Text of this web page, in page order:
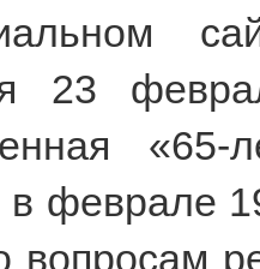
23
«65-
в феврале
вопросам